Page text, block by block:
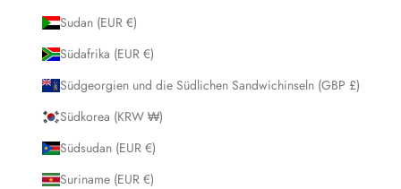
Sudan (EUR €)
Südafrika (EUR €)
Südgeorgien und die Südlichen Sandwichinseln (GBP £)
Südkorea (KRW ₩)
Südsudan (EUR €)
Suriname (EUR €)